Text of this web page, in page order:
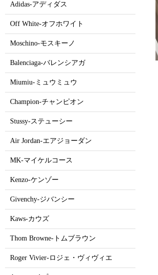
Adidas-アディダス
Off White-オフホワイト
Moschino-モスキーノ
Balenciaga-バレンシアガ
Miumiu-ミュウミュウ
Champion-チャンピオン
Stussy-ステューシー
Air Jordan-エアジョーダン
MK-マイケルコース
Kenzo-ケンゾー
Givenchy-ジバンシー
Kaws-カウズ
Thom Browne-トムブラウン
Roger Vivier-ロジェ・ヴィヴィエ